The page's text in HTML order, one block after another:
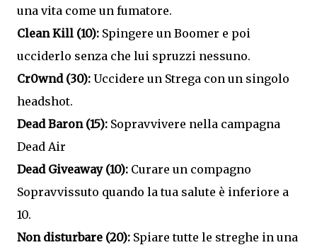
una vita come un fumatore.
Clean Kill (10): Spingere un Boomer e poi
ucciderlo senza che lui spruzzi nessuno.
Cr0wnd (30): Uccidere un Strega con un singolo
headshot.
Dead Baron (15): Sopravvivere nella campagna
Dead Air
Dead Giveaway (10): Curare un compagno
Sopravvissuto quando la tua salute è inferiore a
10.
Non disturbare (20): Spiare tutte le streghe in una